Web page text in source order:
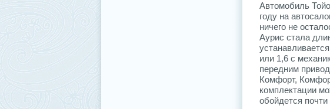
Автомобиль
году на
ничего не
Аурис стала
или 1,6 с
передним
Комфорт,
комплектации
обойдется